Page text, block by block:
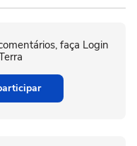
faça Login